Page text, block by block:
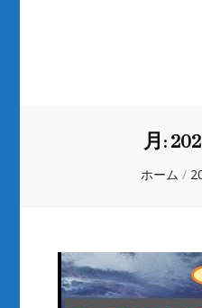
月:
ホーム /